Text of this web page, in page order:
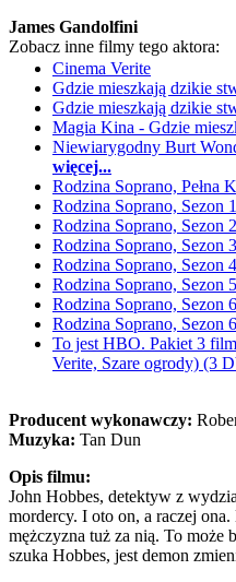
James Gandolfini
Zobacz inne filmy tego aktora:
Cinema Verite
Gdzie mieszkają dzikie
Gdzie mieszkają dzikie
Magia Kina - Gdzie
Niewiarygodny Burt
więcej...
Rodzina Soprano, Pełna
Rodzina Soprano, Sezon
Rodzina Soprano, Sezon
Rodzina Soprano, Sezon
Rodzina Soprano, Sezon
Rodzina Soprano, Sezon
Rodzina Soprano, Sezon
Rodzina Soprano, Sezon
To jest HBO. Pakiet 3
Verite, Szare ogrody) (3
Producent wykonawczy:
Muzyka: Tan Dun
Opis filmu:
John Hobbes, detektyw z
mordercy. I oto on, a raczej
mężczyzna tuż za nią. To
szuka Hobbes, jest demon